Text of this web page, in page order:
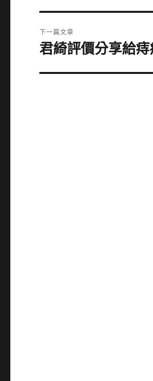
篇
文
章:
下一篇文章
下
篇
君綺評價分享給